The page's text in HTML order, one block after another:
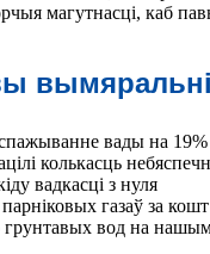
магутнасці, каб
спажыванне вады на
колькасць
вадкасці з нуля
газаў за
вод на нашым